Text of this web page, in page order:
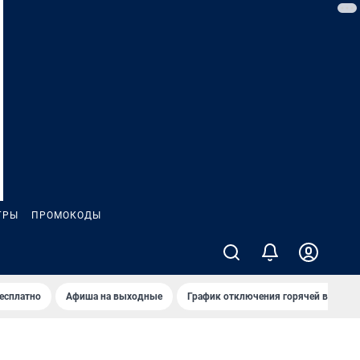
ПРОМОКОДЫ
Афиша на выходные График отключения горячей воды в